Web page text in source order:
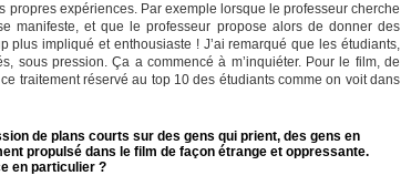
expériences. Par exemple lorsque le professeur cherche
manifeste, et que le professeur propose alors de donner des
plus impliqué et enthousiaste ! J’ai remarqué que les étudiants,
sous pression. Ça a commencé à m’inquiéter. Pour le film, de
traitement réservé au top 10 des étudiants comme on voit dans
de plans courts sur des gens qui prient, des gens en
propulsé dans le film de façon étrange et oppressante.
en particulier ?